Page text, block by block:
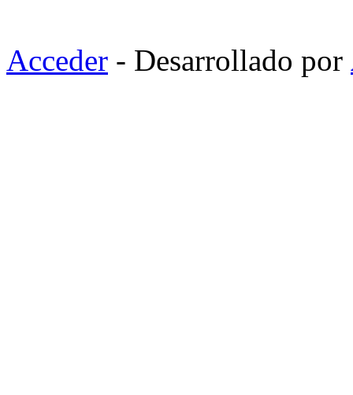
Acceder - Desarrollado por